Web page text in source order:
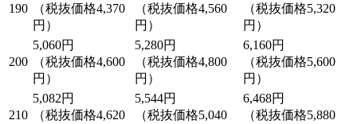
190
（税抜価格4,370
円）
（税抜価格4,560
円）
（税抜価格5,320
円）
200
5,060円
（税抜価格4,600
円）
5,280円
（税抜価格4,800
円）
6,160円
（税抜価格5,600
円）
210
5,082円
（税抜価格4,620
5,544円
（税抜価格5,040
6,468円
（税抜価格5,880